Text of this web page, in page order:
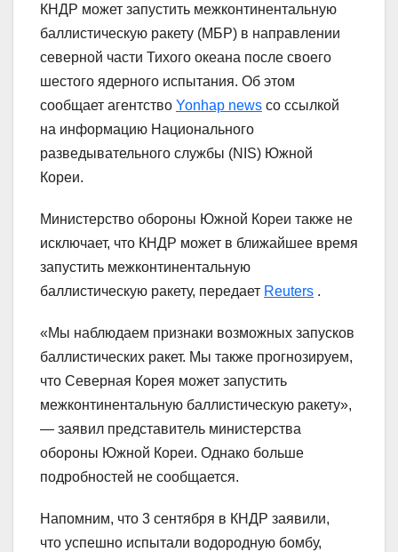
КНДР может запустить межконтинентальную
баллистическую ракету (МБР) в направлении
северной части Тихого океана после своего
шестого ядерного испытания. Об этом
сообщает агентство Yonhap news со ссылкой
на информацию Национального
разведывательного службы (NIS) Южной
Кореи.
Министерство обороны Южной Кореи также не
исключает, что КНДР может в ближайшее время
запустить межконтинентальную
баллистическую ракету, передает Reuters .
«Мы наблюдаем признаки возможных запусков
баллистических ракет. Мы также прогнозируем,
что Северная Корея может запустить
межконтинентальную баллистическую ракету»,
— заявил представитель министерства
обороны Южной Кореи. Однако больше
подробностей не сообщается.
Напомним, что 3 сентября в КНДР заявили,
что успешно испытали водородную бомбу,